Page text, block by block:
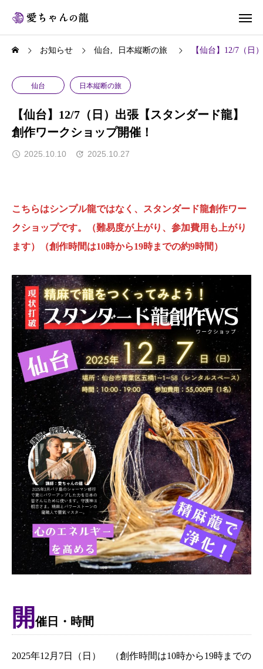
お知らせ 仙台 日本縦断の旅 【仙台】12/7（日
仙台 日本縦断の旅
【仙台】12/7（日）出張【スタンダード龍】
創作ワークショップ開催！
2025.10.10 2025.10.27
こちらはシンプル龍ではなく、スタンダード龍創作ワー
クショップです。（難易度が上がり、参加費用も上がり
ます）（創作時間は10時から19時までの約9時間）
開催日・時間
2025年12月7日（日） （創作時間は10時から19時までの